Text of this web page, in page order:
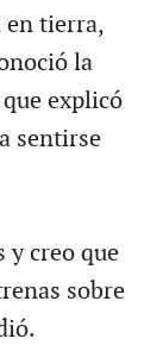
en tierra,
la
explicó
sentirse
y creo que
sobre